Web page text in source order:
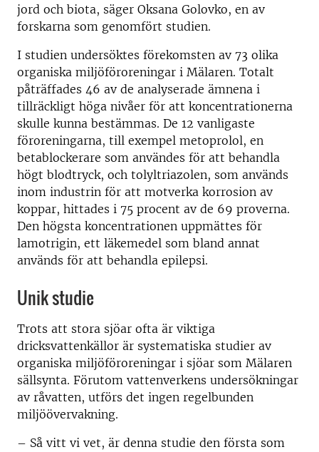
jord och biota, säger Oksana Golovko, en av
forskarna som genomfört studien.
I studien undersöktes förekomsten av 73 olika
organiska miljöföroreningar i Mälaren. Totalt
påträffades 46 av de analyserade ämnena i
tillräckligt höga nivåer för att koncentrationerna
skulle kunna bestämmas. De 12 vanligaste
föroreningarna, till exempel metoprolol, en
betablockerare som användes för att behandla
högt blodtryck, och tolyltriazolen, som används
inom industrin för att motverka korrosion av
koppar, hittades i 75 procent av de 69 proverna.
Den högsta koncentrationen uppmättes för
lamotrigin, ett läkemedel som bland annat
används för att behandla epilepsi.
Unik studie
Trots att stora sjöar ofta är viktiga
dricksvattenkällor är systematiska studier av
organiska miljöföroreningar i sjöar som Mälaren
sällsynta. Förutom vattenverkens undersökningar
av råvatten, utförs det ingen regelbunden
miljöövervakning.
– Så vitt vi vet, är denna studie den första som